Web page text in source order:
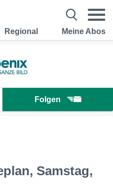
Regional Meine Abos
Folgen
Samstag,